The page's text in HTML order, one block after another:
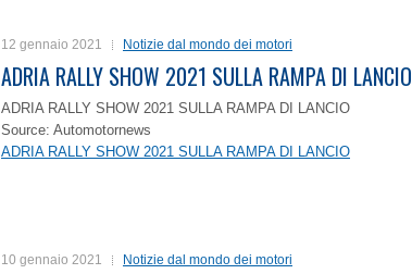
12 gennaio 2021 Notizie dal mondo dei motori
ADRIA RALLY SHOW 2021 SULLA RAMPA DI LANCIO
ADRIA RALLY SHOW 2021 SULLA RAMPA DI LANCIO
Source: Automotornews
ADRIA RALLY SHOW 2021 SULLA RAMPA DI LANCIO
10 gennaio 2021 Notizie dal mondo dei motori